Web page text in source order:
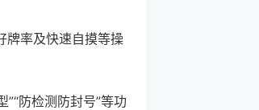
牌率及快速自摸等操
防检测防封号”等功